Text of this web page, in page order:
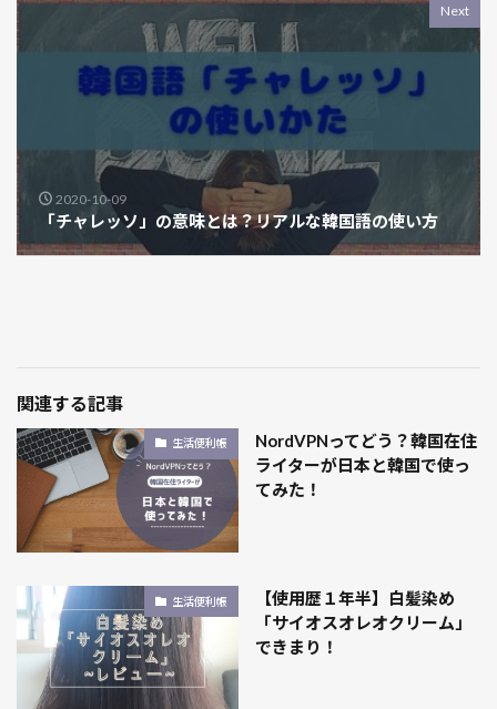
Next
2020-10-09
「チャレッソ」の意味とは？リアルな韓国語の使い方
関連する記事
生活便利帳
NordVPNってどう？韓国在住
ライターが日本と韓国で使っ
てみた！
生活便利帳
【使用歴１年半】白髪染め
「サイオスオレオクリーム」
できまり！